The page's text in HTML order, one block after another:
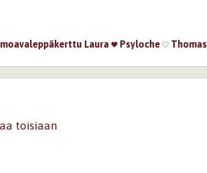
Laura Psyloche Thomas
toisiaan